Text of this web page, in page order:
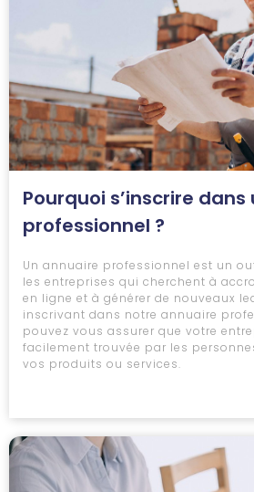
Pourquoi s’inscrire
professionnel ?
Un annuaire professionnel est un
les entreprises qui cherchent à
en ligne et à générer de nouveaux
inscrivant dans notre annuaire
pouvez vous assurer que votre
facilement trouvée par les
vos produits ou services.